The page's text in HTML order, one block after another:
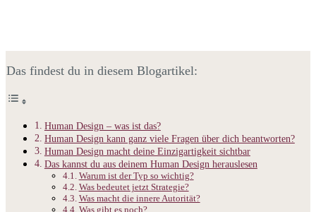
Das findest du in diesem Blogartikel:
Human Design – was ist das?
Human Design kann ganz viele Fragen über dich beantworten?
Human Design macht deine Einzigartigkeit sichtbar
Das kannst du aus deinem Human Design herauslesen
Warum ist der Typ so wichtig?
Was bedeutet jetzt Strategie?
Was macht die innere Autorität?
Was gibt es noch?